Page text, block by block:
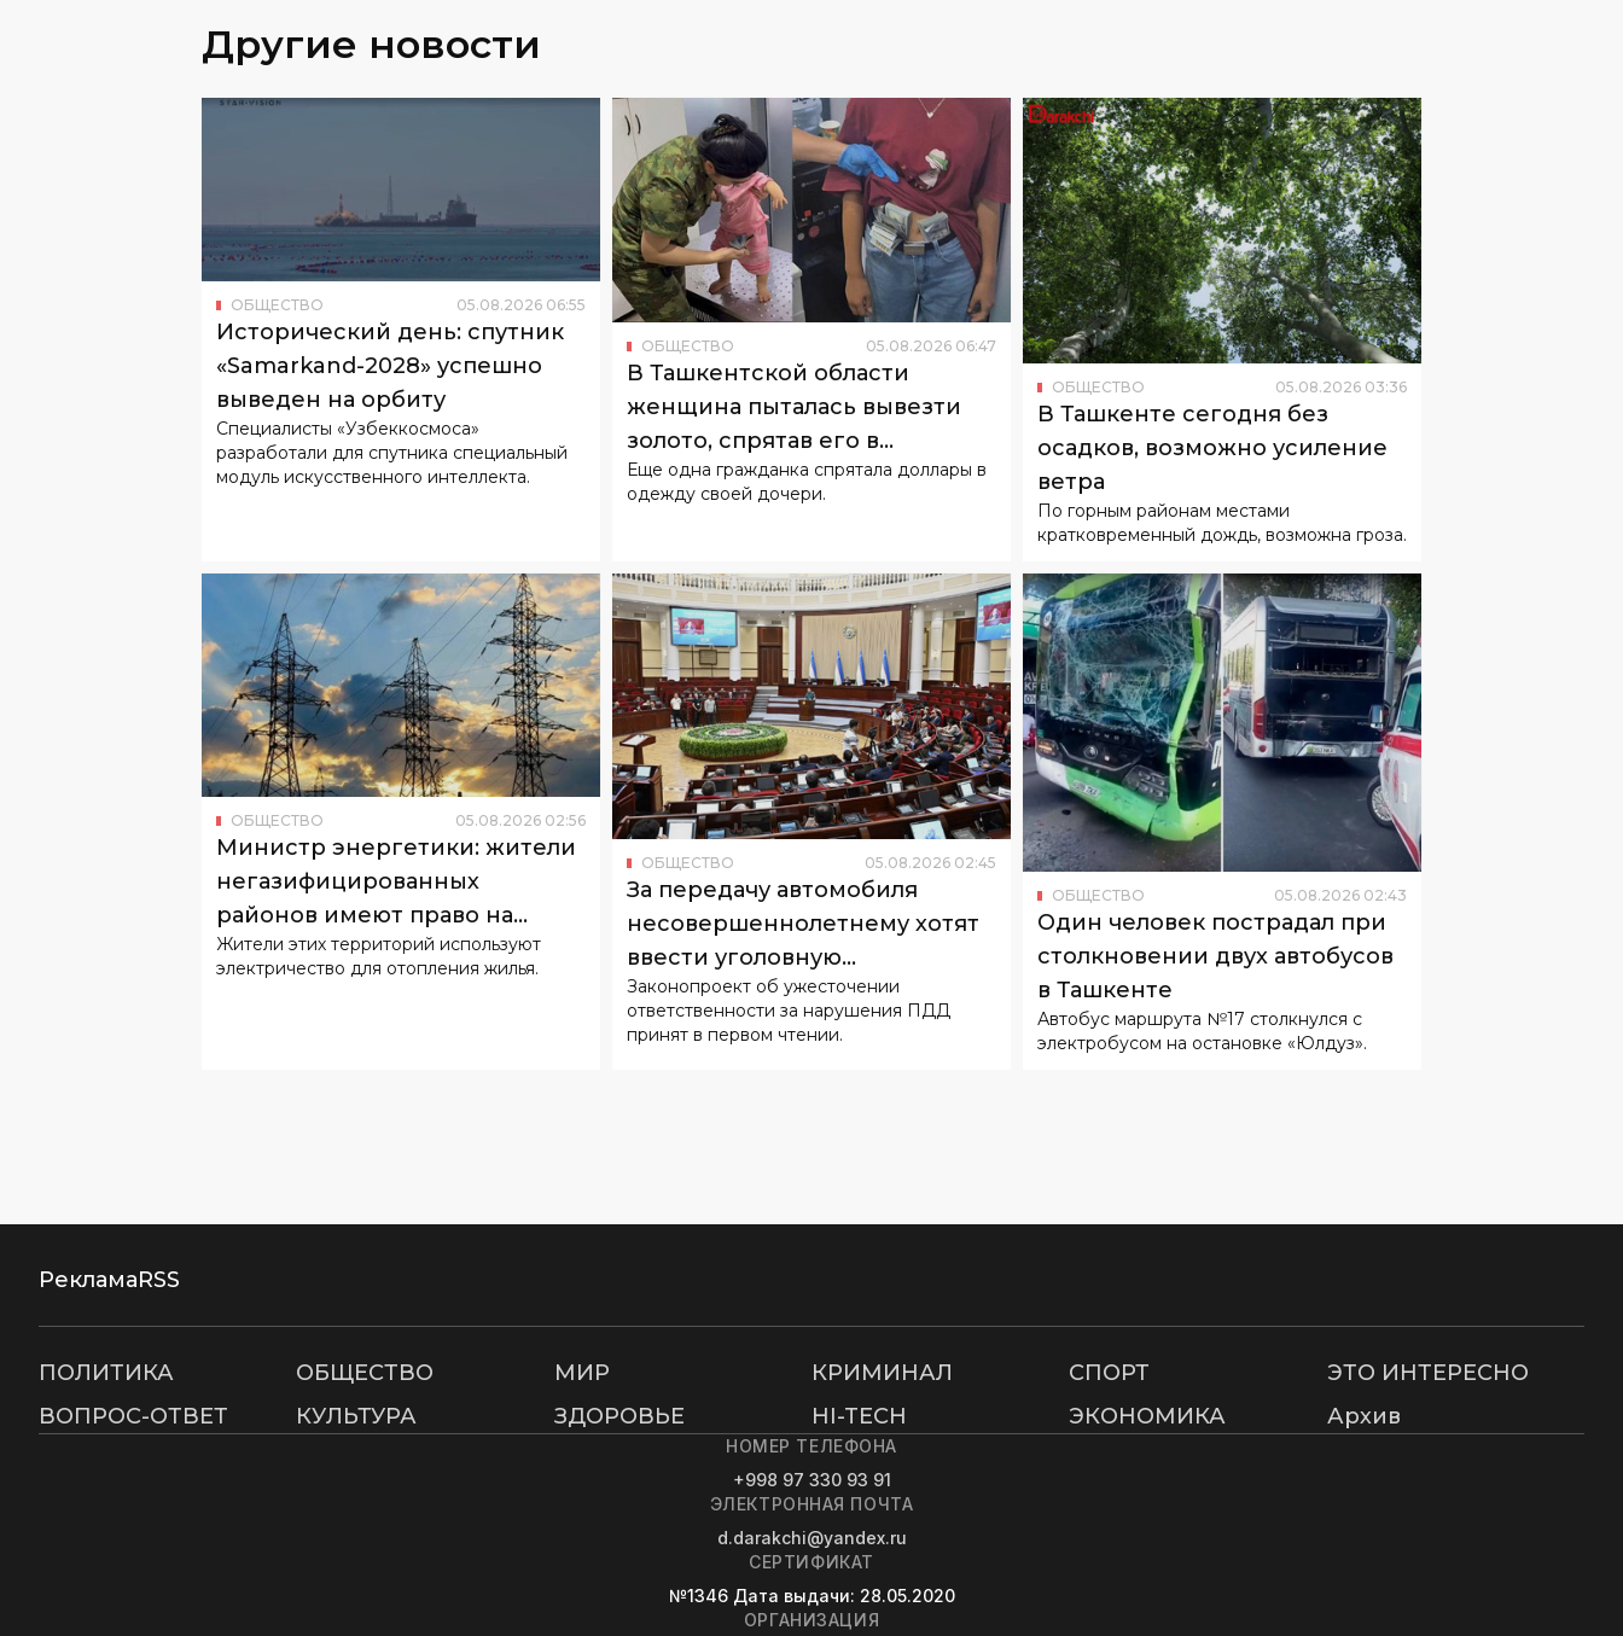
Другие новости
ОБЩЕСТВО 05.08.2026 06:55
Исторический день: спутник
«Samarkand-2028» успешно
выведен на орбиту
Специалисты «Узбеккосмоса»
разработали для спутника специальный
модуль искусственного интеллекта.
ОБЩЕСТВО 05.08.2026 06:47
В Ташкентской области
женщина пыталась вывезти
золото, спрятав его в
подгузнике ребенка
Еще одна гражданка спрятала доллары в
одежду своей дочери.
ОБЩЕСТВО 05.08.2026 03:36
В Ташкенте сегодня без
осадков, возможно усиление
ветра
По горным районам местами
кратковременный дождь, возможна гроза.
ОБЩЕСТВО 05.08.2026 02:56
Министр энергетики: жители
негазифицированных
районов имеют право на
льготный тариф
Жители этих территорий используют
электричество для отопления жилья.
ОБЩЕСТВО 05.08.2026 02:45
За передачу автомобиля
несовершеннолетнему хотят
ввести уголовную
ответственность
Законопроект об ужесточении
ответственности за нарушения ПДД
принят в первом чтении.
ОБЩЕСТВО 05.08.2026 02:43
Один человек пострадал при
столкновении двух автобусов
в Ташкенте
Автобус маршрута №17 столкнулся с
электробусом на остановке «Юлдуз».
РекламаRSS
ПОЛИТИКА ОБЩЕСТВО МИР КРИМИНАЛ СПОРТ
ЭТО ИНТЕРЕСНО
ВОПРОС-ОТВЕТ
КУЛЬТУРА ЗДОРОВЬЕ HI-TECH ЭКОНОМИКА Архив
НОМЕР ТЕЛЕФОНА
+998 97 330 93 91
ЭЛЕКТРОННАЯ ПОЧТА
d.darakchi@yandex.ru
СЕРТИФИКАТ
№1346 Дата выдачи: 28.05.2020
ОРГАНИЗАЦИЯ